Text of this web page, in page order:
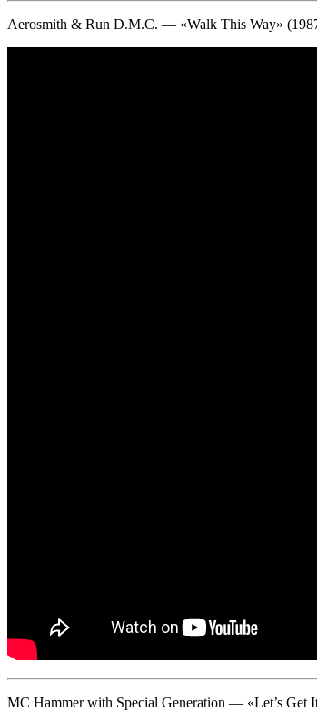
Aerosmith & Run D.M.C. — «Walk This Way»
MC Hammer with Special Generation — «Let’s Get